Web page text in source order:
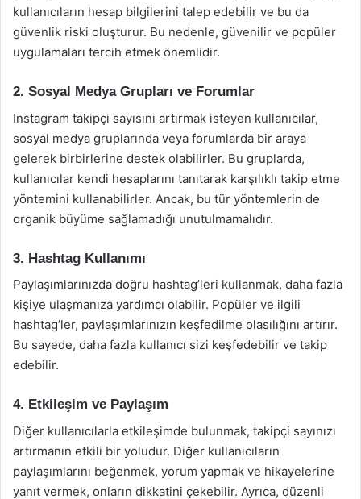
kullanıcıların hesap bilgilerini talep edebilir ve bu da
güvenlik riski oluşturur. Bu nedenle, güvenilir ve popüler
uygulamaları tercih etmek önemlidir.
2. Sosyal Medya Grupları ve Forumlar
Instagram takipçi sayısını artırmak isteyen kullanıcılar,
sosyal medya gruplarında veya forumlarda bir araya
gelerek birbirlerine destek olabilirler. Bu gruplarda,
kullanıcılar kendi hesaplarını tanıtarak karşılıklı takip etme
yöntemini kullanabilirler. Ancak, bu tür yöntemlerin de
organik büyüme sağlamadığı unutulmamalıdır.
3. Hashtag Kullanımı
Paylaşımlarınızda doğru hashtag’leri kullanmak, daha fazla
kişiye ulaşmanıza yardımcı olabilir. Popüler ve ilgili
hashtag’ler, paylaşımlarınızın keşfedilme olasılığını artırır.
Bu sayede, daha fazla kullanıcı sizi keşfedebilir ve takip
edebilir.
4. Etkileşim ve Paylaşım
Diğer kullanıcılarla etkileşimde bulunmak, takipçi sayınızı
artırmanın etkili bir yoludur. Diğer kullanıcıların
paylaşımlarını beğenmek, yorum yapmak ve hikayelerine
yanıt vermek, onların dikkatini çekebilir. Ayrıca, düzenli